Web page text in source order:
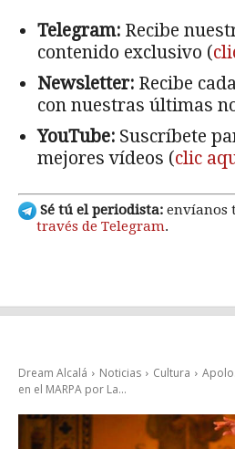
Telegram: Recibe
contenido exclusivo (
Newsletter: Recibe
con nuestras últimas
YouTube: Suscríbete
mejores vídeos (clic
Sé tú el periodista: envíanos
través de Telegram.